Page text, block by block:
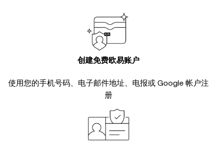
创建免费欧易账户
使用您的手机号码、电子邮件地址、电报或 Google 帐户注
册